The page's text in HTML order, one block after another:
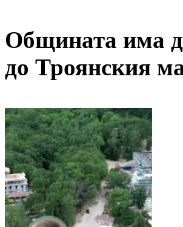
Общината има
до Троянския